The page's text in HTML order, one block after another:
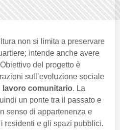
non si limita a preservare
intende anche avere
del progetto è
sull’evoluzione sociale
lavoro comunitario. La
un ponte tra il passato e
senso di appartenenza e
residenti e gli spazi pubblici.